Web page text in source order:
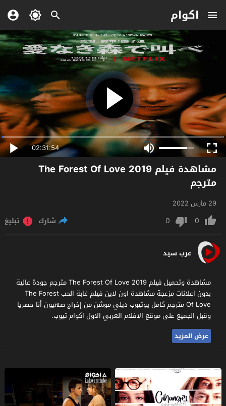
اكوام
02:31:54
مشاهدة فيلم The Forest Of Love 2019
مترجم
29 مارس 2022
0
0 شارك تبليغ
عرب سيد
مشاهدة وتحميل فيلم The Forest Of Love 2019 مترجم جودة عالية
بدون اعلانات مزعجة مشاهدة اون لاين فيلم غابة الحب The Forest
Of Love مترجم كامل يوتيوب ديلي موشن من إخراج صهيون أنا حصريا
وقبل الجميع على موقع الافلام العربي الاول اكوام تيوب.
عرض المزيد